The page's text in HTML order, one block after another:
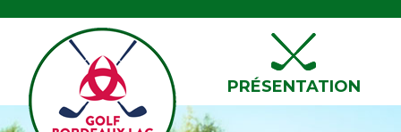
PRÉSENTATION